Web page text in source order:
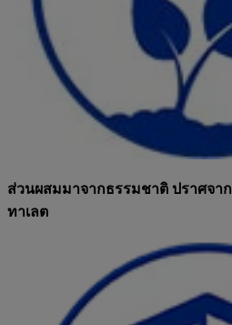
ส่วนผสมมาจากธรรมชาติ ปราศจา
ทาเลต